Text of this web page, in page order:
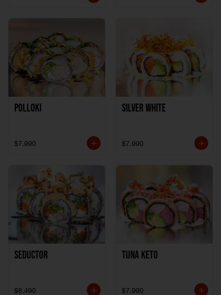
Polloki
$7.990
SILVER WHITE
$7.990
Seductor
$8.490
TUNA KETO
$7.990